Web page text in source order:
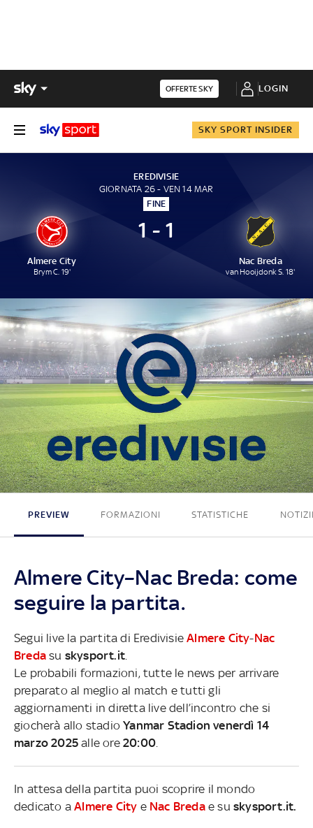
OFFERTE SKY LOGIN
SKY SPORT INSIDER
EREDIVISIE
GIORNATA 26 - VEN 14 MAR
FINE
Almere City
Brym C. 19'
1 - 1
Nac Breda
van Hooijdonk S. 18'
1 - 1
PREVIEW FORMAZIONI STATISTICHE
Almere City–Nac Breda: come
seguire la partita.
Segui live la partita di EredivisieAlmere City-Nac
Breda su skysport.it
Le probabili formazioni, tutte le news per arrivare
preparato al meglio al match e tutti gli
aggiornamenti in diretta live dell’incontro che si
giocherà allo stadioYanmar Stadion venerdì 14
marzo 2025 alle ore 20:00
In attesa della partita puoi scoprire il mondo
dedicato aAlmere City e Nac Bredae suskysport.it.